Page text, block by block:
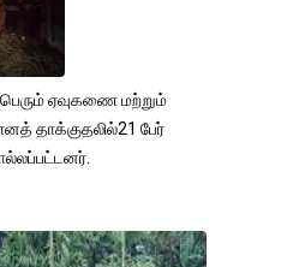
ஏவுகணை மற்றும்
தாக்குதலில்21 பேர்